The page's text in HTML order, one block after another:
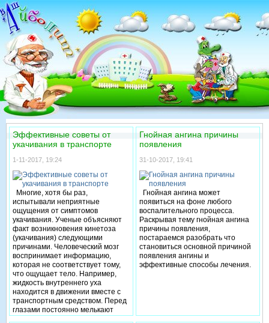
Эффективные советы от
укачивания в транспорте
1-11-2017, 19:24
Многие, хотя бы раз,
испытывали неприятные
ощущения от симптомов
укачивания. Ученые объясняют
факт возникновения кинетоза
(укачивания) следующими
причинами. Человеческий мозг
воспринимает информацию,
которая не соответствует тому,
что ощущает тело. Например,
жидкость внутреннего уха
находится в движении вместе с
транспортным средством. Перед
глазами постоянно мелькают
Гнойная ангина причины
появления
31-10-2017, 19:41
Гнойная ангина может
появиться на фоне любого
воспалительного процесса.
Раскрывая тему гнойная ангина
причины появления,
постараемся разобрать что
становиться основной причиной
появления ангины и
эффективные способы лечения.